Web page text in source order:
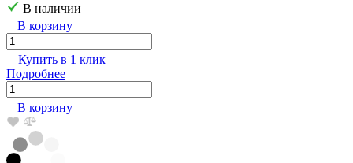
В наличии
В корзину
Купить в 1 клик
Подробнее
В корзину